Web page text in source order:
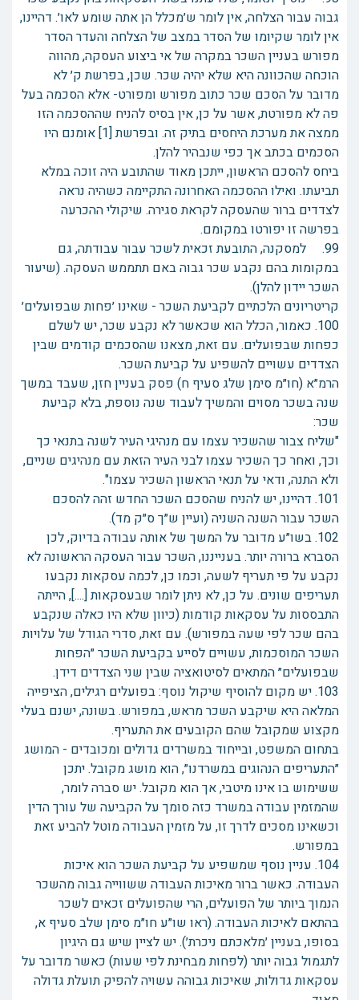
גבוה עבור הצלחה, אין לומר ש׳מכלל הן אתה שומע לאו׳. דהיינו,
אין לומר שקיומו של הסדר במצב של הצלחה והעדר הסדר
מפורש בעניין השכר במקרה של אי ביצוע העסקה, מהווה
הוכחה שהכוונה היא שלא יהיה שכר. שכן, בפרשת ק׳ לא
מדובר על הסכם שכר כתוב מפורש ומפורט- אלא הסכמה בעל
פה לא מפורטת, אשר על כן, אין בסיס להניח שההסכמה הזו
ממצה את מערכת היחסים בתיק זה. ובפרשת [1] אומנם היו
הסכמים בכתב אך כפי שנבהיר להלן.
ביחס להסכם הראשון, ייתכן מאוד שהתובע היה זוכה במלא
תביעתו. ואילו ההסכמה האחרונה התקיימה כשהיה נראה
לצדדים ברור שהעסקה לקראת סגירה. שיקולי ההכרעה
בפרשה זו יפורטו במקומם.
99. למסקנה, התובעת זכאית לשכר עבור עבודתה, גם
במקומות בהם נקבע שכר גבוה באם תתממש העסקה. (שיעור
השכר יידון להלן).
קריטריונים הלכתיים לקביעת השכר - שאינו ׳פחות שבפועלים׳
100. כאמור, הכלל הוא שכאשר לא נקבע שכר, יש לשלם
כפחות שבפועלים. עם זאת, מצאנו שהסכמים קודמים שבין
הצדדים עשויים להשפיע על קביעת השכר.
הרמ״א (חו״מ סימן שלג סעיף ח) פסק בעניין חזן, שעבד במשך
שנה בשכר מסוים והמשיך לעבוד שנה נוספת, בלא קביעת
שכר:
"שליח צבור שהשכיר עצמו עם מנהיגי העיר לשנה בתנאי כך
וכך, ואחר כך השכיר עצמו לבני העיר הזאת עם מנהיגים שניים,
ולא התנה, ודאי על תנאי הראשון השכיר עצמו".
101. דהיינו, יש להניח שהסכם השכר החדש זהה להסכם
השכר עבור השנה השניה (ועיין ש״ך ס״ק מד).
102. בשו״ע מדובר על המשך של אותה עבודה בדיוק, לכן
הסברא ברורה יותר. בענייננו, השכר עבור העסקה הראשונה לא
נקבע על פי תעריף לשעה, וכמו כן, לכמה עסקאות נקבעו
תעריפים שונים. על כן, לא ניתן לומר שבעסקאות [....], הייתה
התבססות על עסקאות קודמות (כיוון שלא היו כאלה שנקבע
בהם שכר לפי שעה במפורש). עם זאת, סדרי הגודל של עלויות
השכר המוסכמות, עשויים לסייע בקביעת השכר ״הפחות
שבפועלים״ המתאים לסיטואציה שבין שני הצדדים דידן.
103. יש מקום להוסיף שיקול נוסף: בפועלים רגילים, הציפייה
המלאה היא שיקבע השכר מראש, במפורש. בשונה, ישנם בעלי
מקצוע שמקובל שהם הקובעים את התעריף.
בתחום המשפט, ובייחוד במשרדים גדולים ומכובדים - המושג
״התעריפים הנהוגים במשרדנו״, הוא מושג מקובל. יתכן
ששימוש בו אינו מיטבי, אך הוא מקובל. יש סברה לומר,
שהמזמין עבודה במשרד כזה סומך על הקביעה של עורך הדין
וכשאינו מסכים לדרך זו, על מזמין העבודה מוטל להביע זאת
במפורש.
104. עניין נוסף שמשפיע על קביעת השכר הוא איכות
העבודה. כאשר ברור מאיכות העבודה ששווייה גבוה מהשכר
הנמוך ביותר של הפועלים, הרי שהפועלים זכאים לשכר
בהתאם לאיכות העבודה. (ראו שו״ע חו״מ סימן שלב סעיף א,
בסופו, בעניין ׳מלאכתם ניכרת׳). יש לציין שיש גם היגיון
לתגמול גבוה יותר (לפחות מבחינת לפי שעות) כאשר מדובר על
עסקאות גדולות, שאיכות גבוהה עשויה להפיק תועלת גדולה